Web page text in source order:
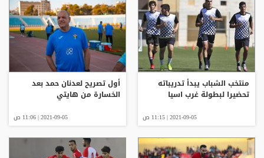
منتخب الشباب يبدأ تدريباته
تحضيرا لبطولة غرب اسيا
2021-09-05 | 11:15 ص
أول تصريح لعدنان حمد بعد
الخسارة من هايتي
2021-09-05 | 11:06 ص